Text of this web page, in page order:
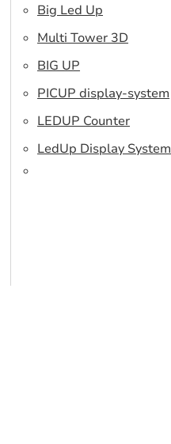
Big Led Up
Multi Tower 3D
BIG UP
PICUP display-system
LEDUP Counter
LedUp Display System